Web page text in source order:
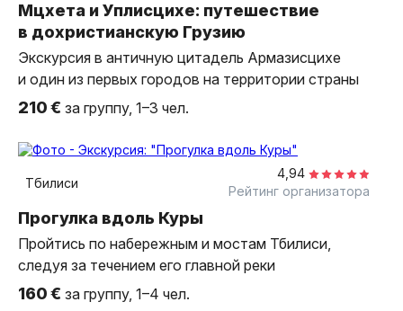
Мцхета и Уплисцихе: путешествие
в дохристианскую Грузию
Экскурсия в античную цитадель Армазисцихе
и один из первых городов на территории страны
210 € за группу, 1–3 чел.
Тбилиси
4,94
Рейтинг организатора
Прогулка вдоль Куры
Пройтись по набережным и мостам Тбилиси,
следуя за течением его главной реки
160 € за группу, 1–4 чел.